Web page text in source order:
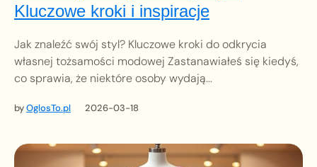
Kluczowe kroki i inspiracje
Jak znaleźć swój styl? Kluczowe kroki do odkrycia
własnej tożsamości modowej Zastanawiałeś się kiedyś,
co sprawia, że niektóre osoby wydają...
byOglosTo.pl 2026-03-18